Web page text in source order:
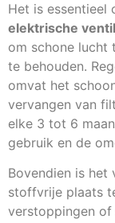
Het is essentieel
elektrische
om schone lucht
te behouden.
omvat het
vervangen van
elke 3 tot 6
gebruik en de
Bovendien is het
stoffvrije plaats
verstoppingen